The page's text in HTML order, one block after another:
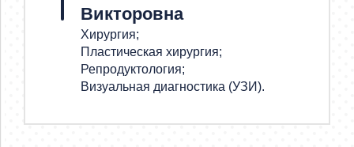
Викторовна
Хирургия;
Пластическая хирургия;
Репродуктология;
Визуальная диагностика (УЗИ).